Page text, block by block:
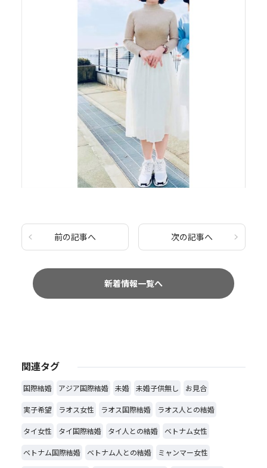
前の記事へ 次の記事へ
新着情報一覧へ
関連タグ
国際結婚 アジア国際結婚 未婚 未婚子供無し お見合
実子希望 ラオス女性 ラオス国際結婚 ラオス人との結婚
タイ女性 タイ国際結婚 タイ人との結婚 ベトナム女性
ベトナム国際結婚 ベトナム人との結婚 ミャンマー女性